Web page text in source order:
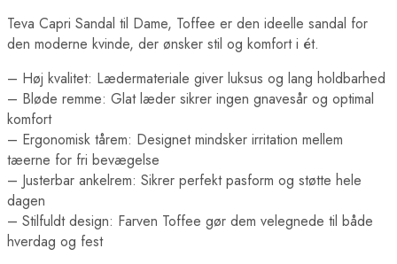
Teva Capri Sandal til Dame, Toffee er den ideelle sandal for
den moderne kvinde, der ønsker stil og komfort i ét.
– Høj kvalitet: Lædermateriale giver luksus og lang holdbarhed
– Bløde remme: Glat læder sikrer ingen gnavesår og optimal
komfort
– Ergonomisk tårem: Designet mindsker irritation mellem
tæerne for fri bevægelse
– Justerbar ankelrem: Sikrer perfekt pasform og støtte hele
dagen
– Stilfuldt design: Farven Toffee gør dem velegnede til både
hverdag og fest